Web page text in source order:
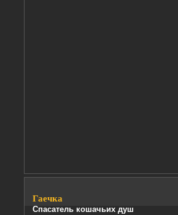
Гаечка
Спасатель кошачьих душ